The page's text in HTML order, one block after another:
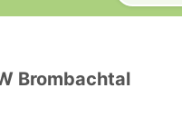
Brombachtal